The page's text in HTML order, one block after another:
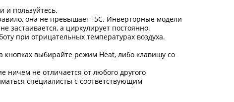
и пользуйтесь.
она не превышает -5С. Инверторные модели
застаивается, а циркулирует постоянно.
при отрицательных температурах воздуха.
выбирайте режим Heat, либо клавишу со
не отличается от любого другого
специалисты с соответствующим